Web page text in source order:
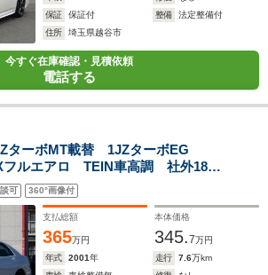
保証
保証付 整備
法定整備付
住所
埼玉県越谷市
今すぐ在庫確認・見積依頼
電話する
ターボMT載替 1JZターボEG
ルエアロ TEIN車高調 社外18イ
ツ触媒 砲弾マフラー BLITZイ
クリ 前置インタークーラー 純正
追加メーター
可 360°画像付
支払総額
365万円
本体価格
345.7万円
年式
2001年 走行 7.6万km